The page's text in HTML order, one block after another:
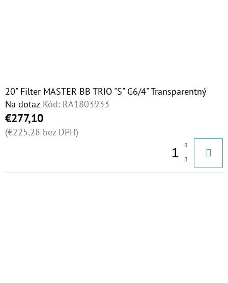
20" Filter MASTER BB TRIO "S" G6/4" Transparentný
Na dotaz Kód: RA1803933
€277,10
(€225,28 bez DPH)